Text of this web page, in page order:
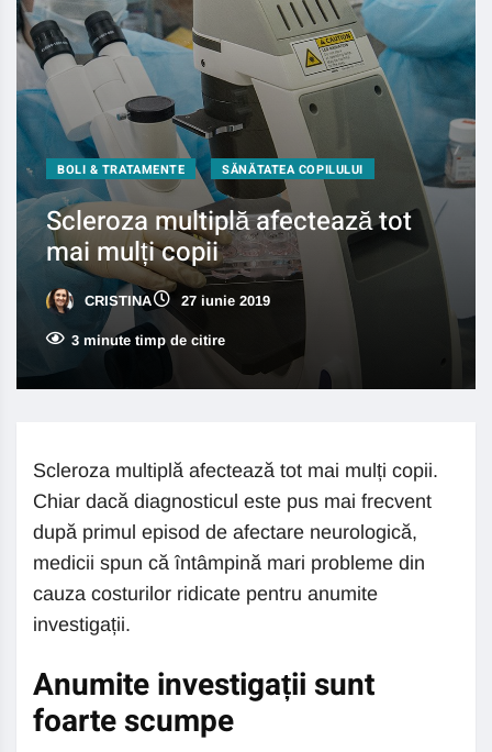
BOLI & TRATAMENTE SĂNĂTATEA COPILULUI
Scleroza multiplă afectează tot
mai mulți copii
CRISTINA 27 iunie 2019
3 minute timp de citire
Scleroza multiplă afectează tot mai mulți copii.
Chiar dacă diagnosticul este pus mai frecvent
după primul episod de afectare neurologică,
medicii spun că întâmpină mari probleme din
cauza costurilor ridicate pentru anumite
investigații.
Anumite investigații sunt
foarte scumpe